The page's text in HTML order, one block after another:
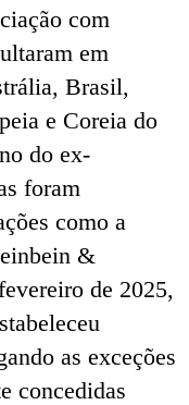
com
em
Brasil,
e Coreia do
do ex-
foram
como a
&
de 2025,
as exceções
concedidas